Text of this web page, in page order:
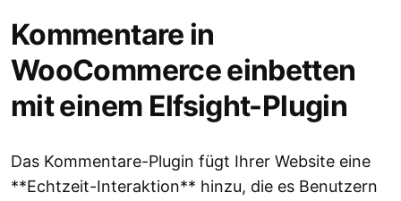
Kommentare in
WooCommerce einbetten
mit einem Elfsight-Plugin
Das Kommentare-Plugin fügt Ihrer Website eine
**Echtzeit-Interaktion** hinzu, die es Benutzern